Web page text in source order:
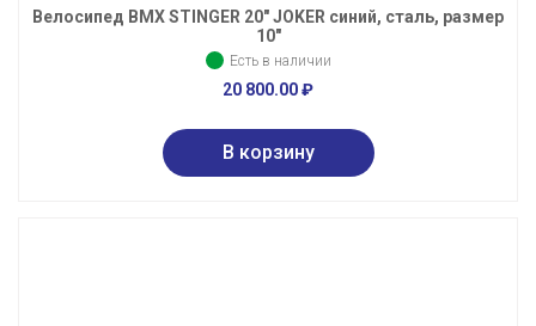
Велосипед BMX STINGER 20" JOKER синий, сталь, размер
10"
Есть в наличии
20 800.00₽